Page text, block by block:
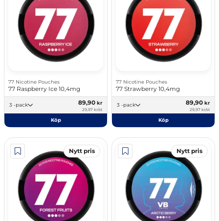
77 Nicotine Pouches
77 Raspberry Ice 10,4mg
3 -pack 89,90 kr
29,97 kr/st
Köp
77 Nicotine Pouches
77 Strawberry 10,4mg
3 -pack 89,90 kr
29,97 kr/st
Köp
Nytt pris Nytt pris